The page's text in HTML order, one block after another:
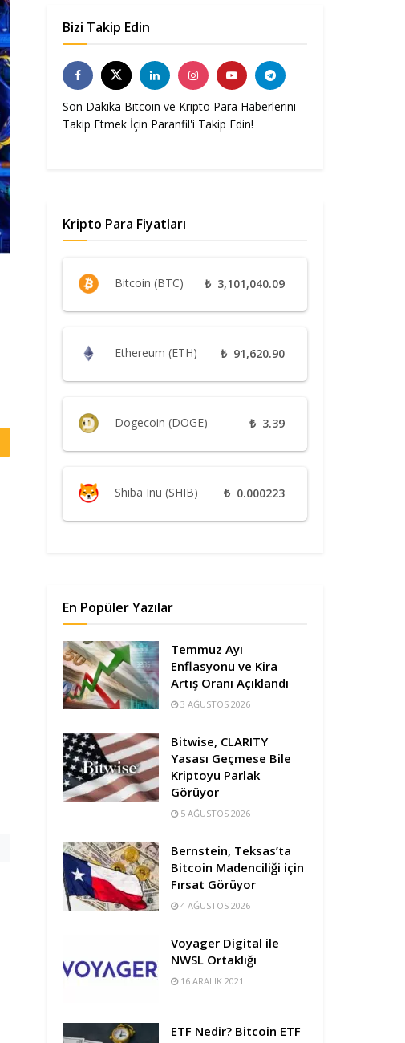
Bizi Takip Edin
Son Dakika Bitcoin ve Kripto Para Haberlerini
Takip Etmek İçin Paranfil'i Takip Edin!
Kripto Para Fiyatları
Bitcoin (BTC) ₺ 3,101,040.09
Ethereum (ETH) ₺ 91,620.90
Dogecoin (DOGE) ₺ 3.39
Shiba Inu (SHIB) ₺ 0.000223
En Popüler Yazılar
Temmuz Ayı
Enflasyonu ve Kira
Artış Oranı Açıklandı
3 AĞUSTOS 2026
Bitwise, CLARITY
Yasası Geçmese Bile
Kriptoyu Parlak
Görüyor
5 AĞUSTOS 2026
Bernstein, Teksas’ta
Bitcoin Madenciliği için
Fırsat Görüyor
4 AĞUSTOS 2026
Voyager Digital ile
NWSL Ortaklığı
16 ARALIK 2021
ETF Nedir? Bitcoin ETF